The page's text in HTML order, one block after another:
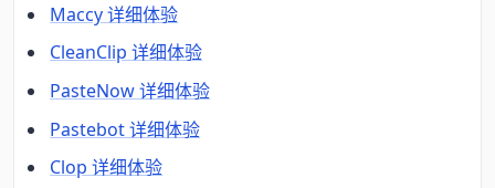
Maccy 详细体验
CleanClip 详细体验
PasteNow 详细体验
Pastebot 详细体验
Clop 详细体验